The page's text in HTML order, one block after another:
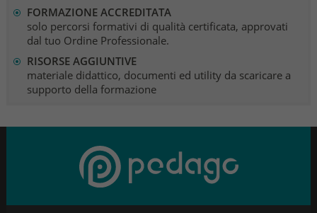
FORMAZIONE ACCREDITATA
solo percorsi formativi di qualità certificata, approvati
dal tuo Ordine Professionale.
RISORSE AGGIUNTIVE
materiale didattico, documenti ed utility da scaricare a
supporto della formazione